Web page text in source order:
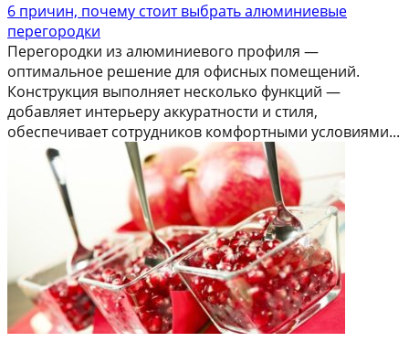
6 причин, почему стоит выбрать алюминиевые
перегородки
Перегородки из алюминиевого профиля —
оптимальное решение для офисных помещений.
Конструкция выполняет несколько функций —
добавляет интерьеру аккуратности и стиля,
обеспечивает сотрудников комфортными условиями...